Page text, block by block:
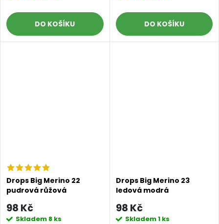
DO KOŠÍKU DO KOŠÍKU
Drops Big Merino 22
pudrová růžová
98 Kč
Skladem 8 ks
Drops Big Merino 23
ledová modrá
98 Kč
Skladem1 ks